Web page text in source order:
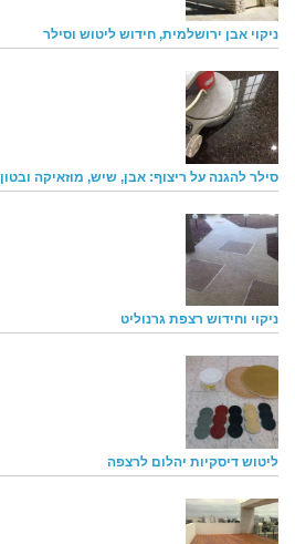
ניקוי אבן ירושלמית, חידוש ליטוש וסילר
סילר להגנה על ריצוף: אבן, שיש, מוזאיקה ובטון
ניקוי וחידוש רצפת גרנוליט
ליטוש דיסקיות יהלום לרצפה